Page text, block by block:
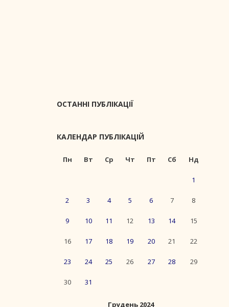
ОСТАННІ ПУБЛІКАЦІЇ
КАЛЕНДАР ПУБЛІКАЦІЙ
Грудень 2024
Пн Вт Ср Чт Пт Сб Нд
1
2 3 4 5 6 7 8
9 10 11 12 13 14 15
16 17 18 19 20 21 22
23 24 25 26 27 28 29
30 31